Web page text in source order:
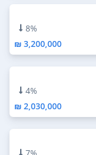
8%
3,200,000 ₪
4%
2,030,000 ₪